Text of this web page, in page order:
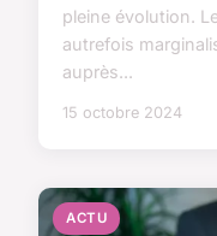
pleine évolution.
autrefois
auprès...
15 octobre 2024
ACTU